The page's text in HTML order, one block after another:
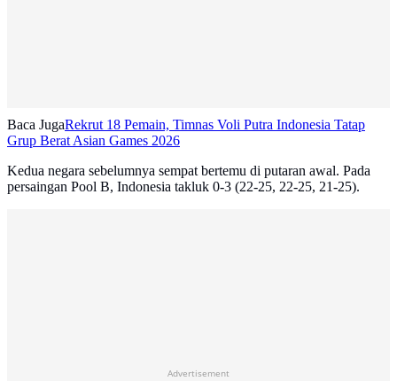
Baca JugaRekrut 18 Pemain, Timnas Voli Putra Indonesia Tatap
Grup Berat Asian Games 2026
Kedua negara sebelumnya sempat bertemu di putaran awal. Pada
persaingan Pool B, Indonesia takluk 0-3 (22-25, 22-25, 21-25).
Advertisement